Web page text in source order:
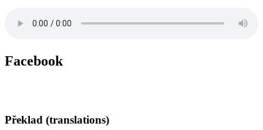
Facebook
Překlad (translations)